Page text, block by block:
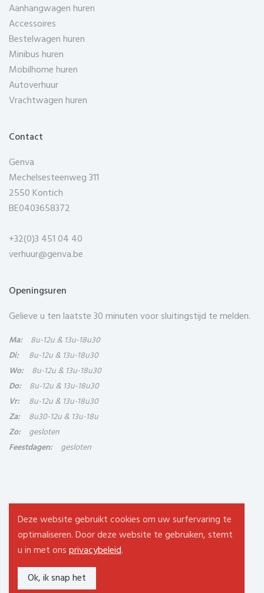
Aanhangwagen huren
Accessoires
Bestelwagen huren
Minibus huren
Mobilhome huren
Autoverhuur
Vrachtwagen huren
Contact
Genva
Mechelsesteenweg 311
2550 Kontich
BE0403658372
+32(0)3 451 04 40
verhuur@genva.be
Openingsuren
Gelieve u ten laatste 30 minuten voor sluitingstijd te melden.
Ma:
8u-12u & 13u-18u30
Di:
8u-12u & 13u-18u30
Wo:
8u-12u & 13u-18u30
Do:
8u-12u & 13u-18u30
Vr:
8u-12u & 13u-18u30
Za:
8u30-12u & 13u-18u
Zo:
gesloten
Feestdagen:
gesloten
Copyright 2023 Genva
Design byCOPIXA
Deze website gebruikt cookies om uw surfervaring te
optimaliseren. Door deze website te gebruiken, stemt
u in met onsprivacybeleid.
Ok, ik snap het